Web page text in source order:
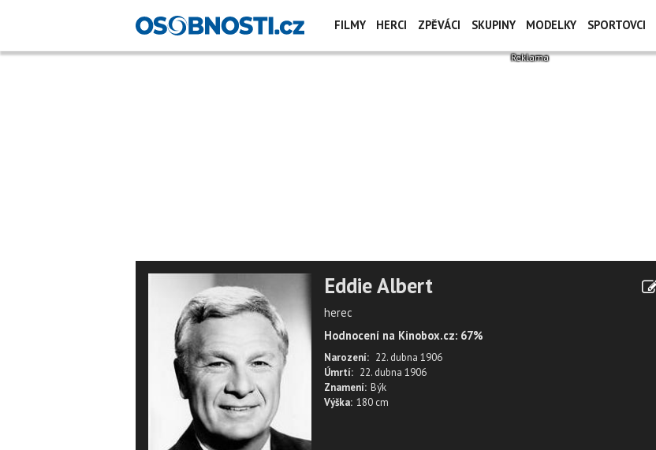
FILMY HERCI ZPĚVÁCI SKUPINY MODELKY SPORTOVCI
Eddie Albert
herec
Hodnocení na Kinobox.cz: 67%
Narození: 22. dubna 1906
Úmrtí: 22. dubna 1906
Znamení: Býk
Výška: 180 cm